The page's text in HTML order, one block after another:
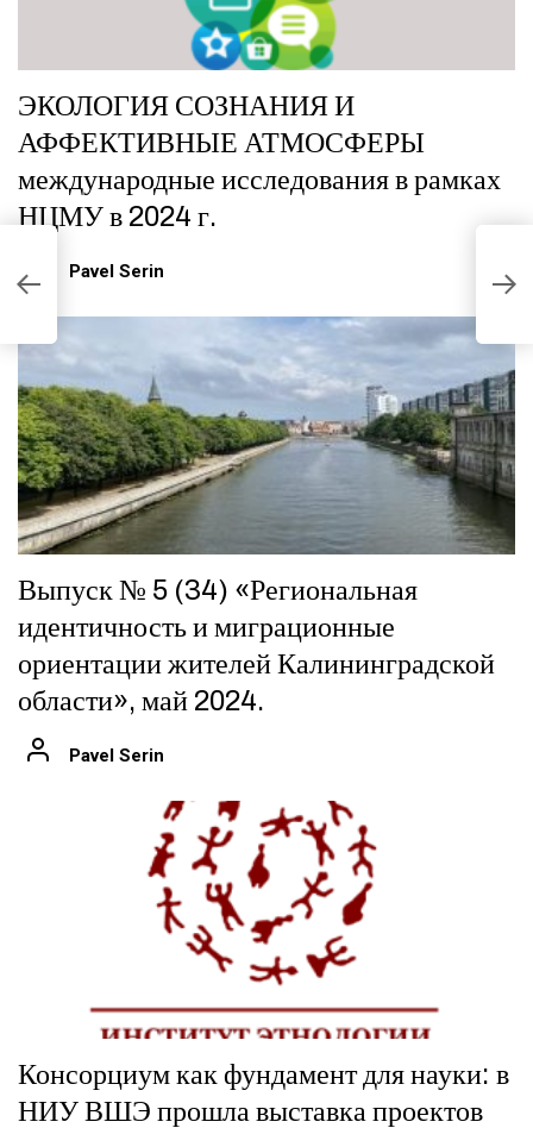
ЭКОЛОГИЯ СОЗНАНИЯ И
АФФЕКТИВНЫЕ АТМОСФЕРЫ
международные исследования в рамках
НЦМУ в 2024 г.
Pavel Serin
Выпуск № 5 (34) «Региональная
идентичность и миграционные
ориентации жителей Калининградской
области», май 2024.
Pavel Serin
Консорциум как фундамент для науки: в
НИУ ВШЭ прошла выставка проектов